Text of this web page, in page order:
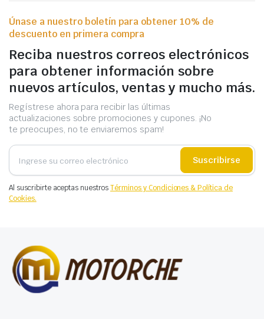
Únase a nuestro boletín para obtener 10% de
descuento en primera compra
Reciba nuestros correos electrónicos
para obtener información sobre
nuevos artículos, ventas y mucho más.
Regístrese ahora para recibir las últimas
actualizaciones sobre promociones y cupones. ¡No
te preocupes, no te enviaremos spam!
Suscribirse
Al suscribirte aceptas nuestrosTérminos y Condiciones & Política de
Cookies.